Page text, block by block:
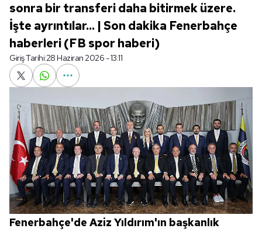
sonra bir transferi daha bitirmek üzere.
İşte ayrıntılar... | Son dakika Fenerbahçe
haberleri (FB spor haberi)
Giriş Tarihi:28 Haziran 2026 - 13:11
Fenerbahçe'de Aziz Yıldırım'ın başkanlık